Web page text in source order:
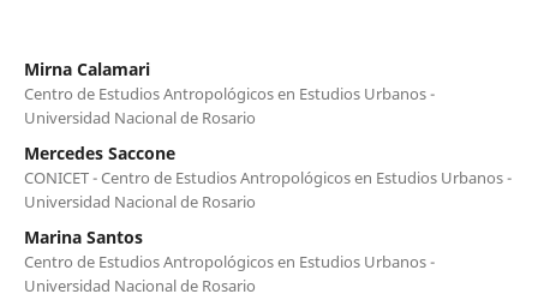
Mirna Calamari
Centro de Estudios Antropológicos en Estudios Urbanos -
Universidad Nacional de Rosario
Mercedes Saccone
CONICET - Centro de Estudios Antropológicos en Estudios Urbanos -
Universidad Nacional de Rosario
Marina Santos
Centro de Estudios Antropológicos en Estudios Urbanos -
Universidad Nacional de Rosario